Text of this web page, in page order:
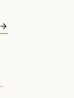
arrow_forward